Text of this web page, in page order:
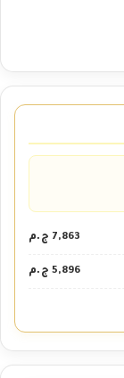
7,863 ج.م
5,896 ج.م